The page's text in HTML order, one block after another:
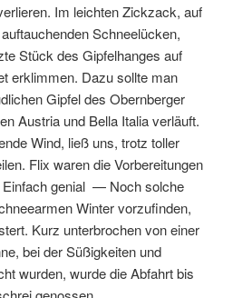
Im leichten Zickzack, auf
Schneelücken,
Stück des Gipfelhanges auf
erklimmen. Dazu sollte man
Gipfel des Obernberger
Austria und Bella Italia verläuft.
Wind, ließ uns, trotz toller
Flix waren die Vorbereitungen
genial — Noch solche
Winter vorzufinden,
Kurz unterbrochen von einer
bei der Süßigkeiten und
wurden, wurde die Abfahrt bis